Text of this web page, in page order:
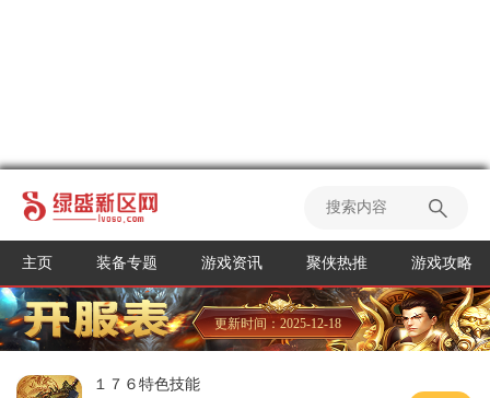
主页 装备专题 游戏资讯 聚侠热推 游戏攻略
更新时间：2025-12-18
１７６特色技能